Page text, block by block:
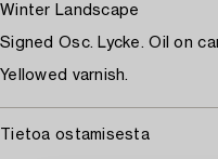
Winter Landscape
Signed Osc. Lycke. Oil on
Yellowed varnish.
Tietoa ostamisesta